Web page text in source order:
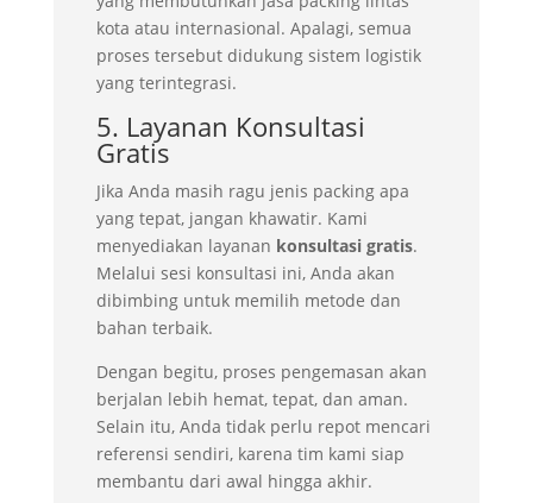
kota atau internasional. Apalagi, semua
proses tersebut didukung sistem logistik
yang terintegrasi.
5. Layanan Konsultasi
Gratis
Jika Anda masih ragu jenis packing apa
yang tepat, jangan khawatir. Kami
menyediakan layanan konsultasi gratis.
Melalui sesi konsultasi ini, Anda akan
dibimbing untuk memilih metode dan
bahan terbaik.
Dengan begitu, proses pengemasan akan
berjalan lebih hemat, tepat, dan aman.
Selain itu, Anda tidak perlu repot mencari
referensi sendiri, karena tim kami siap
membantu dari awal hingga akhir.